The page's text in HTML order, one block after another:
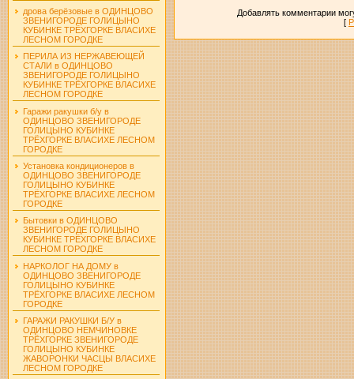
дрова берёзовые в ОДИНЦОВО
ЗВЕНИГОРОДЕ ГОЛИЦЫНО
КУБИНКЕ ТРЁХГОРКЕ ВЛАСИХЕ
ЛЕСНОМ ГОРОДКЕ
ПЕРИЛА ИЗ НЕРЖАВЕЮЩЕЙ
СТАЛИ в ОДИНЦОВО
ЗВЕНИГОРОДЕ ГОЛИЦЫНО
КУБИНКЕ ТРЁХГОРКЕ ВЛАСИХЕ
ЛЕСНОМ ГОРОДКЕ
Гаражи ракушки б/у в
ОДИНЦОВО ЗВЕНИГОРОДЕ
ГОЛИЦЫНО КУБИНКЕ
ТРЁХГОРКЕ ВЛАСИХЕ ЛЕСНОМ
ГОРОДКЕ
Установка кондиционеров в
ОДИНЦОВО ЗВЕНИГОРОДЕ
ГОЛИЦЫНО КУБИНКЕ
ТРЁХГОРКЕ ВЛАСИХЕ ЛЕСНОМ
ГОРОДКЕ
Бытовки в ОДИНЦОВО
ЗВЕНИГОРОДЕ ГОЛИЦЫНО
КУБИНКЕ ТРЁХГОРКЕ ВЛАСИХЕ
ЛЕСНОМ ГОРОДКЕ
НАРКОЛОГ НА ДОМУ в
ОДИНЦОВО ЗВЕНИГОРОДЕ
ГОЛИЦЫНО КУБИНКЕ
ТРЁХГОРКЕ ВЛАСИХЕ ЛЕСНОМ
ГОРОДКЕ
ГАРАЖИ РАКУШКИ Б/У в
ОДИНЦОВО НЕМЧИНОВКЕ
ТРЁХГОРКЕ ЗВЕНИГОРОДЕ
ГОЛИЦЫНО КУБИНКЕ
ЖАВОРОНКИ ЧАСЦЫ ВЛАСИХЕ
ЛЕСНОМ ГОРОДКЕ
Добавлять комментарии
[